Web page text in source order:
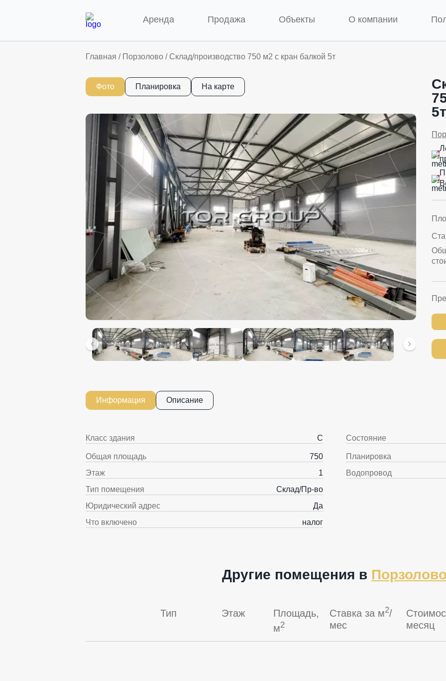
Аренда Продажа Объекты О компании
Главная / Порзолово / Склад/производство 750 м2 с кран балкой 5т
Фото Планировка На карте
5т
Информация Описание
Класс здания C
Общая площадь
750
Этаж
1
Тип помещения
Склад/Пр-во
Юридический адрес
Да
Что включено
налог
Состояние
Планировка
Водопровод
Другие помещения в Порзолово
Тип Этаж
Площадь,
м2
Ставка за м2/
мес
месяц